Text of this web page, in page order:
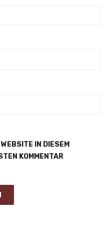
IN DIESEM
KOMMENTAR